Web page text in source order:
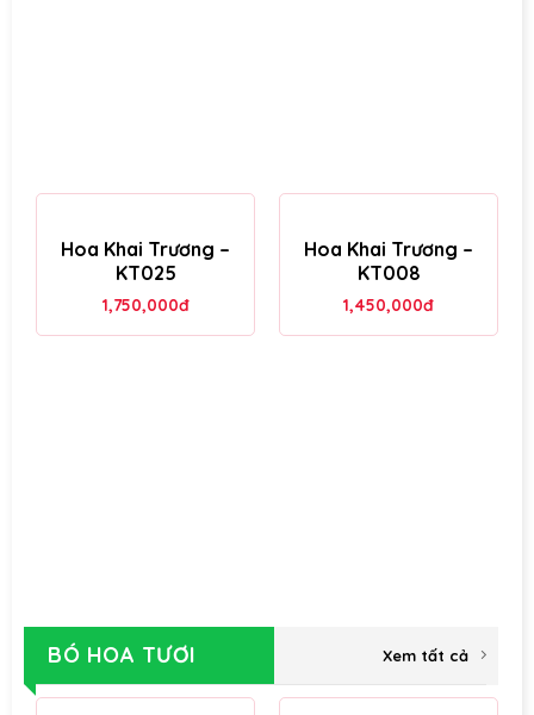
Hoa Khai Trương –
KT025
1,750,000đ
Hoa Khai Trương –
KT008
1,450,000đ
BÓ HOA TƯƠI Xem tất cả